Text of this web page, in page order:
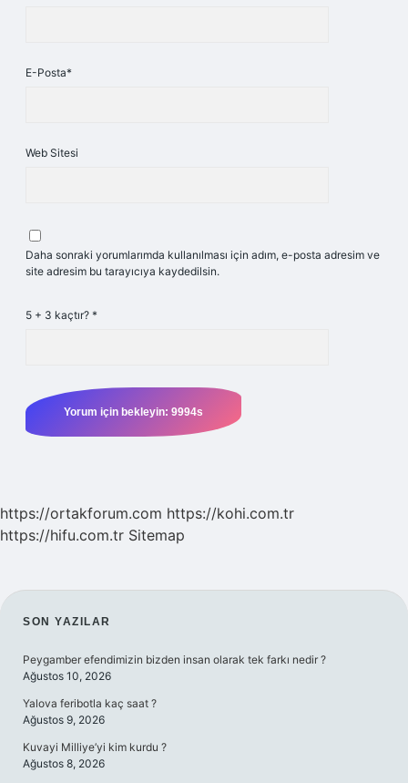
E-Posta*
Web Sitesi
Daha sonraki yorumlarımda kullanılması için adım, e-posta adresim ve
site adresim bu tarayıcıya kaydedilsin.
5 + 3 kaçtır? *
https://ortakforum.com https://kohi.com.tr
https://hifu.com.tr Sitemap
SIDEBAR
SON YAZILAR
Peygamber efendimizin bizden insan olarak tek farkı nedir ?
Ağustos 10, 2026
Yalova feribotla kaç saat ?
Ağustos 9, 2026
Kuvayi Milliye’yi kim kurdu ?
Ağustos 8, 2026